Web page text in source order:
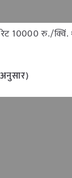
रेट 10000 रु./